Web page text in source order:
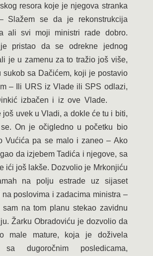
resora koje je njegova stranka
Slažem se da je rekonstrukcija
ali svi moji ministri rade dobro.
pristao da se odrekne jednog
je u zamenu za to tražio još više,
sukob sa Dačićem, koji je postavio
– Ili URS iz Vlade ili SPS odlazi,
izbačen i iz ove Vlade.
još uvek u Vladi, a dokle će tu i biti,
On je očigledno u početku bio
Vućića pa se malo i zaneo – Ako
da izjebem Tadića i njegove, sa
ići još lakše. Dozvolio je Mrkonjiću
na polju estrade uz sijaset
na poslovima i zadacima ministra –
na tom planu stekao zavidnu
Žarku Obradoviću je dozvolio da
male mature, koja je doživela
sa dugoročnim posledicama,